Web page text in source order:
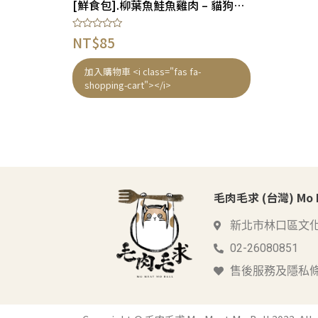
[鮮食包].柳葉魚鮭魚雞肉 – 貓狗適合
評
分
滿
分
5
NT$85
加入購物車 <i class="fas fa-
shopping-cart"></i>
毛肉毛求 (台灣)
新北市林口區文
02-26080851
售後服務及隱私